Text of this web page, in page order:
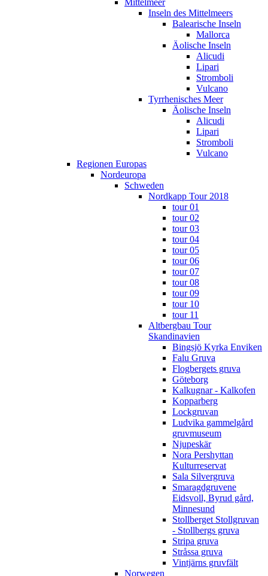
Inseln des Mittelmeers
Balearische Inseln
Mallorca
Äolische Inseln
Alicudi
Lipari
Stromboli
Vulcano
Tyrrhenisches Meer
Äolische Inseln
Alicudi
Lipari
Stromboli
Vulcano
Regionen Europas
Nordeuropa
Schweden
Nordkapp Tour 2018
tour 01
tour 02
tour 03
tour 04
tour 05
tour 06
tour 07
tour 08
tour 09
tour 10
tour 11
Altbergbau Tour
Skandinavien
Bingsjö Kyrka Enviken
Falu Gruva
Flogbergets gruva
Göteborg
Kalkugnar - Kalkofen
Kopparberg
Lockgruvan
Ludvika gammelgård
gruvmuseum
Njupeskär
Nora Pershyttan
Kulturreservat
Sala Silvergruva
Smaragdgruvene
Eidsvoll, Byrud gård,
Minnesund
Stollberget Stollgruvan
- Stollbergs gruva
Stripa gruva
Stråssa gruva
Vintjärns gruvfält
Norwegen